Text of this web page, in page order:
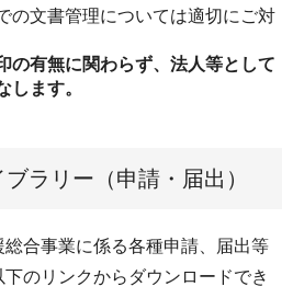
の文書管理については適切にご対
の有無に関わらず、法人等として
します。
ラリー（申請・届出）
合事業に係る各種申請、届出等
のリンクからダウンロードでき